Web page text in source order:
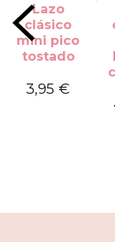
Lazo
clásico
mini pico
tostado
3,95 €